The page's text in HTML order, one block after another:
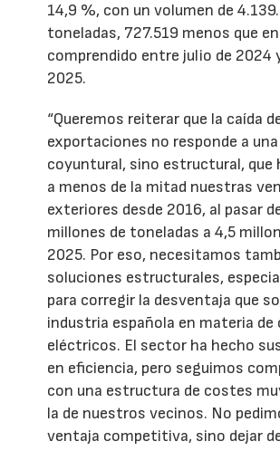
14,9 %, con un volumen de
toneladas, 727.519 menos que
comprendido entre julio de 2024
2025.
“Queremos reiterar que la caída
exportaciones no responde a
coyuntural, sino estructural, que
a menos de la mitad nuestras
exteriores desde 2016, al pasar
millones de toneladas a 4,5
2025. Por eso, necesitamos
soluciones estructurales,
para corregir la desventaja que
industria española en materia de
eléctricos. El sector ha hecho
en eficiencia, pero seguimos
con una estructura de costes
la de nuestros vecinos. No
ventaja competitiva, sino dejar